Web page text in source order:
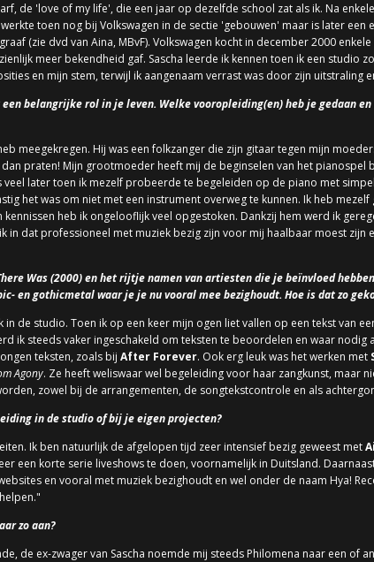
de 'love of my life', die een jaar op dezelfde school zat als ik. Na
toen nog bij Volkswagen in de sectie 'gebouwen' maar is later een
(zie dvd van Aina, MBvF). Volkswagen kocht in december 2000
meer bekendheid gaf. Sascha leerde ik kennen toen ik een studio
en mijn stem, terwijl ik aangenaam verrast was door zijn uitstraling
belangrijke rol in je leven. Welke vooropleiding(en) heb je gedaan
meegekregen. Hij was een folkzanger die zijn gitaar tegen mijn
praten! Mijn grootmoeder heeft mij de beginselen van het pianospel
veel later toen ik mezelf probeerde te begeleiden op de piano met
het was om niet met een instrument overweg te kunnen. Ik heb
heb ik ongelooflijk veel opgestoken. Dankzij hem werd ik
in dat professioneel met muziek bezig zijn voor mij haalbaar moest zijn
Was (2000) en het rijtje namen van artiesten die je beïnvloed
en gothicmetal waar je je nu vooral mee bezighoudt. Hoe is dat zo
in de studio. Toen ik op een keer mijn ogen liet vallen op een tekst van
ik steeds vaker ingeschakeld om teksten te beoordelen en waar nodig
teksten, zoals bij After Forever. Ook erg leuk was het werken met
Agony. Ze heeft weliswaar wel begeleiding voor haar zangkunst, maar
zowel bij de arrangementen, de songtekstcontrole en als
in de studio of bij je eigen projecten?
Ik ben natuurlijk de afgelopen tijd zeer intensief bezig geweest met
een korte serie liveshows te doen, voornamelijk in Duitsland.
en vooral met muziek bezighoudt en wel onder de naam Hya!
zo aan?
de ex-zwager van Sascha noemde mij steeds Philomena naar een